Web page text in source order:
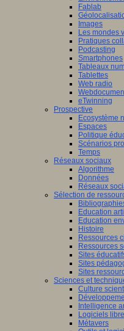
Fablab
Images
Les mondes
Pratiques
Podcasting
Smartphones
Tableaux
Tablettes
Web radio
eTwinning
Prospective
Ecosystème
Espaces
Politique
Scénarios
Temps
Réseaux sociaux
Algorithme
Données
Réseaux
Sélection de
Education
Education
Histoire
Ressources
Ressources
Sites
Sites
Sites
Sciences et
Culture
Intelligence
Logiciels
Métavers